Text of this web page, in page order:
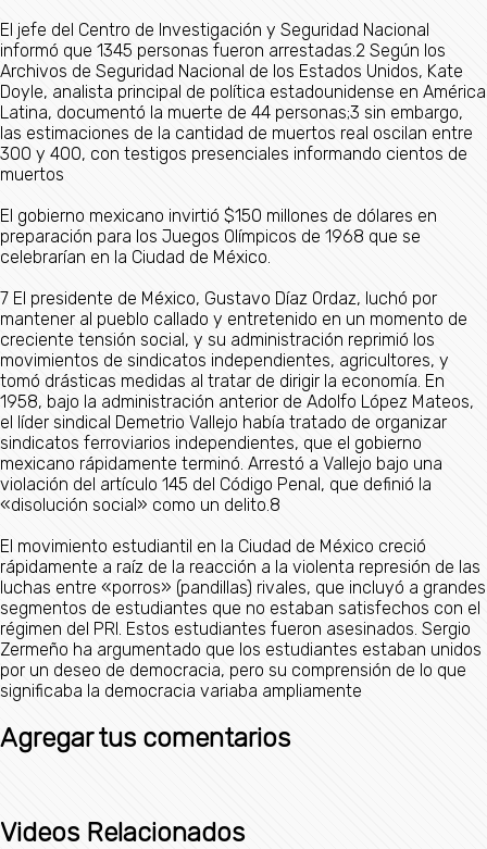
El jefe del Centro de Investigación y Seguridad Nacional
informó que 1345 personas fueron arrestadas.2​ Según los
Archivos de Seguridad Nacional de los Estados Unidos, Kate
Doyle, analista principal de política estadounidense en América
Latina, documentó la muerte de 44 personas;3​ sin embargo,
las estimaciones de la cantidad de muertos real oscilan entre
300 y 400, con testigos presenciales informando cientos de
muertos
El gobierno mexicano invirtió $150 millones de dólares en
preparación para los Juegos Olímpicos de 1968 que se
celebrarían en la Ciudad de México.
7​ El presidente de México, Gustavo Díaz Ordaz, luchó por
mantener al pueblo callado y entretenido en un momento de
creciente tensión social, y su administración reprimió los
movimientos de sindicatos independientes, agricultores, y
tomó drásticas medidas al tratar de dirigir la economía. En
1958, bajo la administración anterior de Adolfo López Mateos,
el líder sindical Demetrio Vallejo había tratado de organizar
sindicatos ferroviarios independientes, que el gobierno
mexicano rápidamente terminó. Arrestó a Vallejo bajo una
violación del artículo 145 del Código Penal, que definió la
«disolución social» como un delito.8​
El movimiento estudiantil en la Ciudad de México creció
rápidamente a raíz de la reacción a la violenta represión de las
luchas entre «porros» (pandillas) rivales, que incluyó a grandes
segmentos de estudiantes que no estaban satisfechos con el
régimen del PRI. Estos estudiantes fueron asesinados. Sergio
Zermeño ha argumentado que los estudiantes estaban unidos
por un deseo de democracia, pero su comprensión de lo que
significaba la democracia variaba ampliamente
Agregar tus comentarios
Videos Relacionados